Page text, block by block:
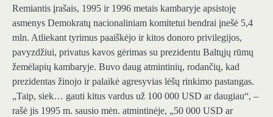
Remiantis įrašais, 1995 ir 1996 metais kambaryje apsistoję
asmenys Demokratų nacionaliniam komitetui bendrai įnešė 5,4
mln. Atliekant tyrimus paaiškėjo ir kitos donoro privilegijos,
pavyzdžiui, privatus kavos gėrimas su prezidentu Baltųjų rūmų
žemėlapių kambaryje. Buvo daug atmintinių, rodančių, kad
prezidentas žinojo ir palaikė agresyvias lėšų rinkimo pastangas.
„Taip, siek… gauti kitus vardus už 100 000 USD ar daugiau“, –
rašė jis 1995 m. sausio mėn. atmintinėje, „50 000 USD ar